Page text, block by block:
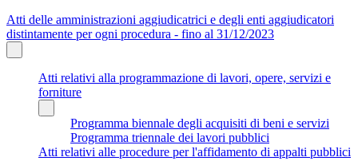
Atti delle amministrazioni aggiudicatrici e degli enti aggiudicatori
distintamente per ogni procedura - fino al 31/12/2023
Atti relativi alla programmazione di lavori, opere, servizi e
forniture
Programma biennale degli acquisiti di beni e servizi
Programma triennale dei lavori pubblici
Atti relativi alle procedure per l'affidamento di appalti pubblici